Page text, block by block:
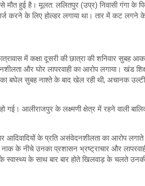
मौत हुई है। मूलत: ललितपुर (उप्र) निवासी गंगा के
करने के लिए होल्डर लगाया था। तार में कट
में कक्षा दूसरी की छात्रा की शनिवार सुबह
और घोर लापरवाही का आरोप लगाया। खंड
बघेल सुबह नाश्ते के बाद खेल रही थी, अचानक
गई। आलीराजपुर के लक्ष्मणी क्षेत्र में रहने वाली
के प्रति असंवेदनशीलता का आरोप लगाते
के नीचे उनका प्रशासन भ्रष्ट्राचार और
स्वास्थ्य के साथ बार बार होते खिलवाड़ के चलते